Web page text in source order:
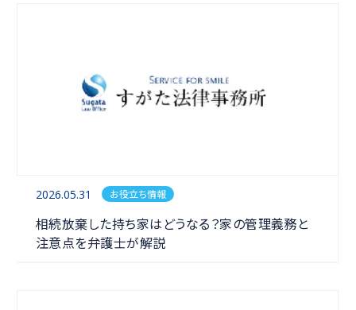
2026.05.31 お役立ち情報
相続放棄した持ち家はどうなる？家の管理義務と
注意点を弁護士が解説